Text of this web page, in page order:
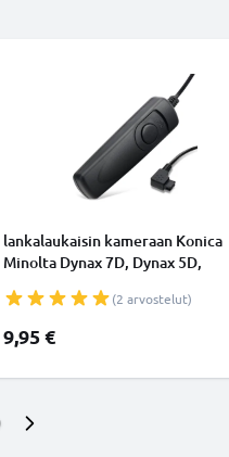
lankalaukaisin kameraan Konica
Minolta Dynax 7D, Dynax 5D,
tuotemerkiltä CELLONIC
(2 arvostelut)
9,95 €